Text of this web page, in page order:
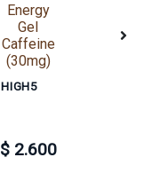
Energy
Gel
Caffeine
(30mg)
HIGH5
$ 2.600